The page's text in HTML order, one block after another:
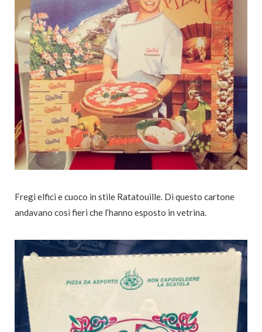
Fregi elfici e cuoco in stile Ratatouille. Di questo cartone
andavano così fieri che l’hanno esposto in vetrina.